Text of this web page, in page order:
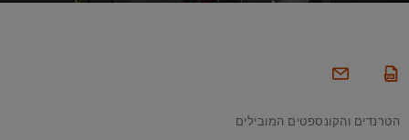
הטרנדים והקונספטים המובילים